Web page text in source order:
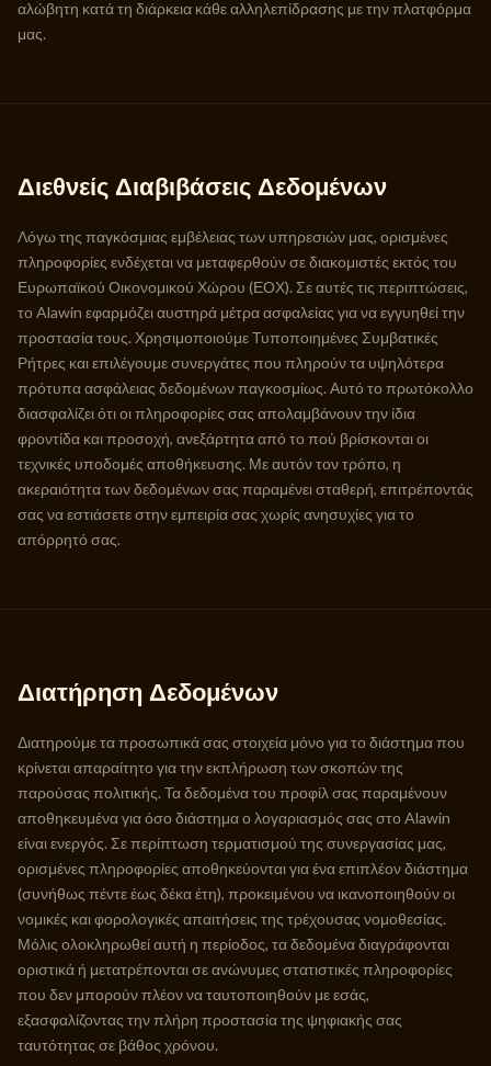
αλώβητη κατά τη διάρκεια κάθε αλληλεπίδρασης με την πλατφόρμα
μας.
Διεθνείς Διαβιβάσεις Δεδομένων
Λόγω της παγκόσμιας εμβέλειας των υπηρεσιών μας, ορισμένες
πληροφορίες ενδέχεται να μεταφερθούν σε διακομιστές εκτός του
Ευρωπαϊκού Οικονομικού Χώρου (ΕΟΧ). Σε αυτές τις περιπτώσεις,
το Alawin εφαρμόζει αυστηρά μέτρα ασφαλείας για να εγγυηθεί την
προστασία τους. Χρησιμοποιούμε Τυποποιημένες Συμβατικές
Ρήτρες και επιλέγουμε συνεργάτες που πληρούν τα υψηλότερα
πρότυπα ασφάλειας δεδομένων παγκοσμίως. Αυτό το πρωτόκολλο
διασφαλίζει ότι οι πληροφορίες σας απολαμβάνουν την ίδια
φροντίδα και προσοχή, ανεξάρτητα από το πού βρίσκονται οι
τεχνικές υποδομές αποθήκευσης. Με αυτόν τον τρόπο, η
ακεραιότητα των δεδομένων σας παραμένει σταθερή, επιτρέποντάς
σας να εστιάσετε στην εμπειρία σας χωρίς ανησυχίες για το
απόρρητό σας.
Διατήρηση Δεδομένων
Διατηρούμε τα προσωπικά σας στοιχεία μόνο για το διάστημα που
κρίνεται απαραίτητο για την εκπλήρωση των σκοπών της
παρούσας πολιτικής. Τα δεδομένα του προφίλ σας παραμένουν
αποθηκευμένα για όσο διάστημα ο λογαριασμός σας στο Alawin
είναι ενεργός. Σε περίπτωση τερματισμού της συνεργασίας μας,
ορισμένες πληροφορίες αποθηκεύονται για ένα επιπλέον διάστημα
(συνήθως πέντε έως δέκα έτη), προκειμένου να ικανοποιηθούν οι
νομικές και φορολογικές απαιτήσεις της τρέχουσας νομοθεσίας.
Μόλις ολοκληρωθεί αυτή η περίοδος, τα δεδομένα διαγράφονται
οριστικά ή μετατρέπονται σε ανώνυμες στατιστικές πληροφορίες
που δεν μπορούν πλέον να ταυτοποιηθούν με εσάς,
εξασφαλίζοντας την πλήρη προστασία της ψηφιακής σας
ταυτότητας σε βάθος χρόνου.